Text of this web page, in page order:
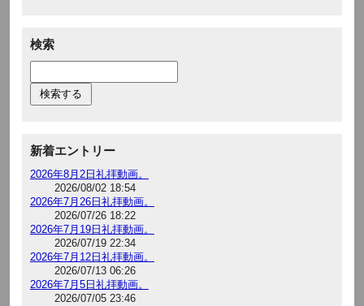
検索
新着エントリー
2026年8月2日礼拝動画。
2026/08/02 18:54
2026年7月26日礼拝動画。
2026/07/26 18:22
2026年7月19日礼拝動画。
2026/07/19 22:34
2026年7月12日礼拝動画。
2026/07/13 06:26
2026年7月5日礼拝動画。
2026/07/05 23:46